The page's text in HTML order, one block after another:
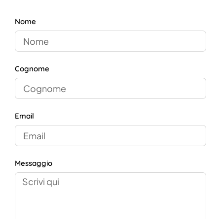
Nome
Cognome
Email
Messaggio